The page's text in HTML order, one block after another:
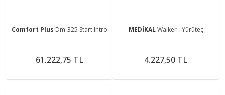
Comfort Plus Dm-325 Start Intro
61.222,75 TL
MEDİKALWalker - Yürüteç
4.227,50 TL